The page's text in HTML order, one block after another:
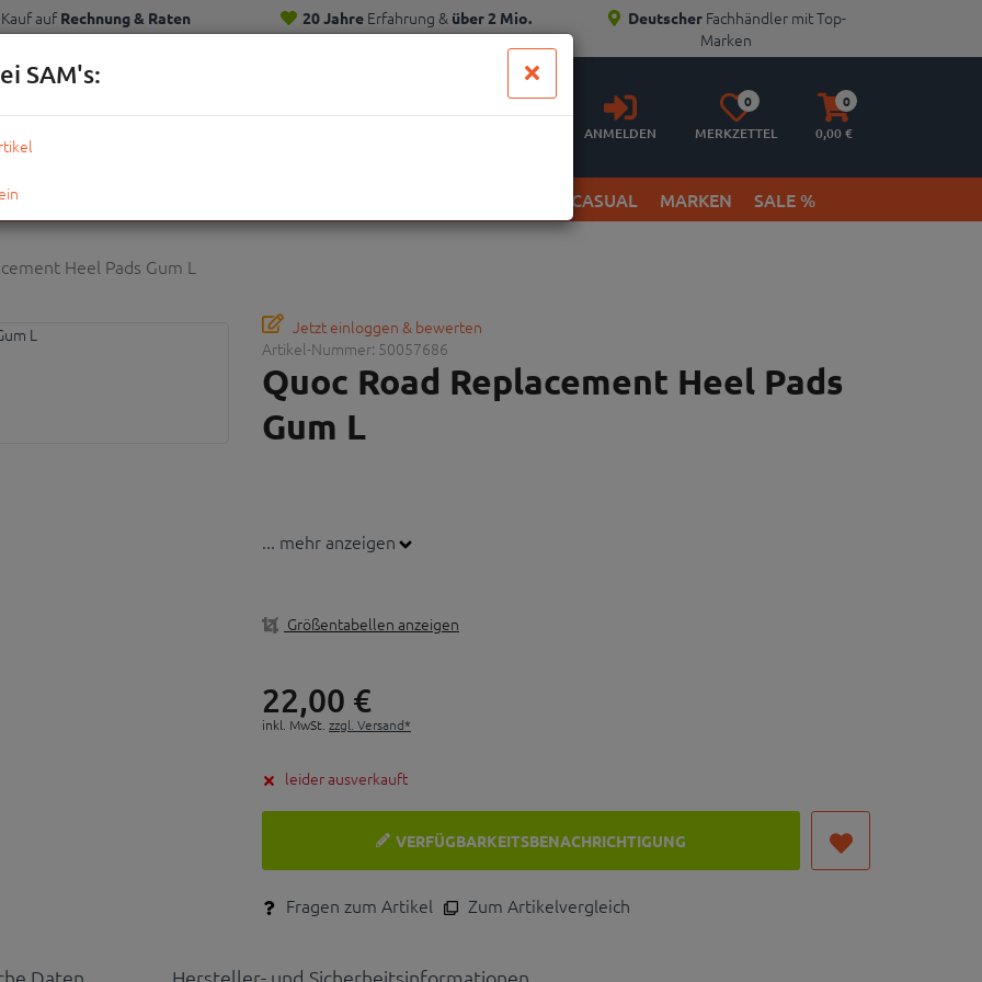
Kauf auf Rechnung & Raten 20 JahreErfahrung & über 2 Mio.
Kunden
Deutscher Fachhändler mit Top-
Marken
Anmelden
ANMELDEN
Merkzettel
aufklappen
0
MERKZETTEL
Warenkorb
aufklappen
0
0,00 €
STREETWEAR & CASUAL MARKEN SALE %
Heel Pads Gum L
Jetzt einloggen & bewerten
Artikel-Nummer: 50057686
Quoc Road Replacement Heel Pads
Gum L
... mehr anzeigen
Größentabellen anzeigen
22,00 €
inkl. MwSt. zzgl. Versand*
leider ausverkauft
VERFÜGBARKEITSBENACHRICHTIGUNG
Fragen zum Artikel Zum Artikelvergleich
Daten Hersteller- und Sicherheitsinformationen
SAM's: